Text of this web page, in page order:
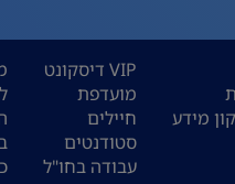
מידע
VIP דיסקונט
מועדפת
חיילים
סטודנטים
עבודה בחו"ל